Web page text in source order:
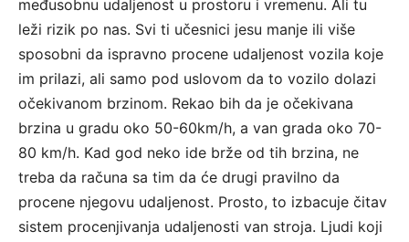
međusobnu udaljenost u prostoru i vremenu. Ali tu
leži rizik po nas. Svi ti učesnici jesu manje ili više
sposobni da ispravno procene udaljenost vozila koje
im prilazi, ali samo pod uslovom da to vozilo dolazi
očekivanom brzinom. Rekao bih da je očekivana
brzina u gradu oko 50-60km/h, a van grada oko 70-
80 km/h. Kad god neko ide brže od tih brzina, ne
treba da računa sa tim da će drugi pravilno da
procene njegovu udaljenost. Prosto, to izbacuje čitav
sistem procenjivanja udaljenosti van stroja. Ljudi koji